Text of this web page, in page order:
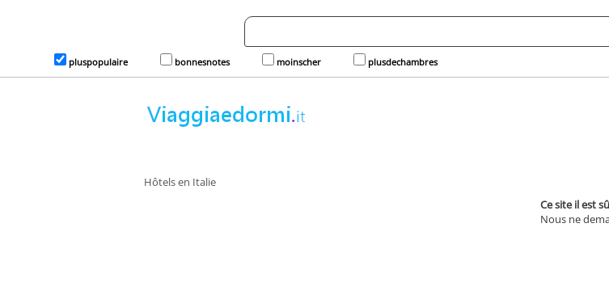
pluspopulaire bonnesnotes moinscher plusdechambres
Hôtels en Italie
Ce site il est
Nous ne